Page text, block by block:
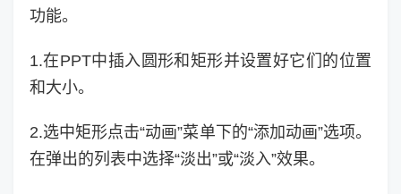
功能。
1.在PPT中插入圆形和矩形并设置好它们的位置
和大小。
2.选中矩形点击“动画”菜单下的“添加动画”选项。
在弹出的列表中选择“淡出”或“淡入”效果。